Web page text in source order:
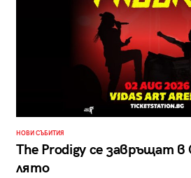
НОВИ СЪБИТИЯ
The Prodigy се завръщат
лято